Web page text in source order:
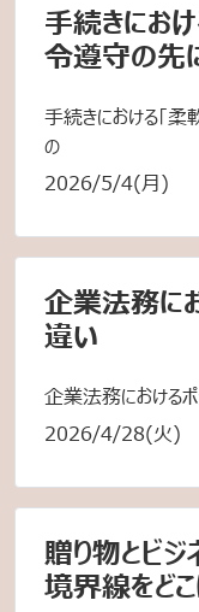
手続きにお
令遵守の先
手続きにおける「
の
2026/5/4(月)
企業法務に
違い
企業法務における
2026/4/28(火)
贈り物とビ
境界線をど